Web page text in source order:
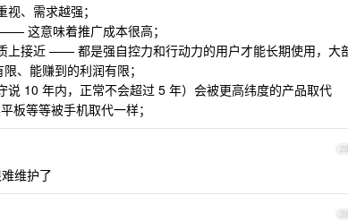
、需求越强；
这意味着推广成本很高；
上接近 —— 都是强自控力和行动力的用户才能长期使用，大
、能赚到的利润有限；
10 年内，正常不会超过 5 年）会被更高纬度的产品取代
等等被手机取代一样；
28
维护了
29